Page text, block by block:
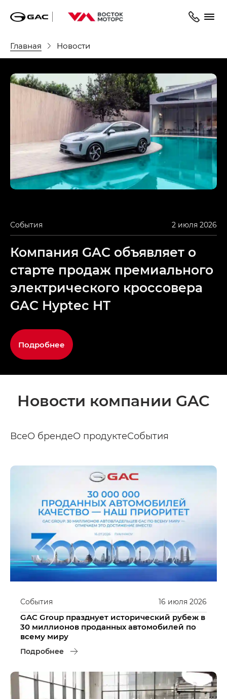
Главная Новости
События 2 июля 2026
Компания GAC объявляет о
старте продаж премиального
электрического кроссовера
GAC Hyptec HT
Подробнее
Новости компании GAC
ВсеО брендеО продуктеСобытия
16 июля 2026
События
GAC Group празднует исторический рубеж в
30 миллионов проданных автомобилей по
всему миру
Подробнее